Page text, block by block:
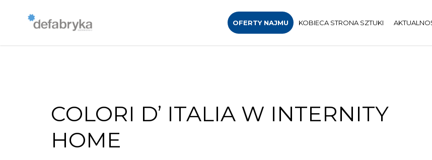
OFERTY NAJMU KOBIECA STRONA SZTUKI
COLORI D’ ITALIA W INTERNITY
HOME